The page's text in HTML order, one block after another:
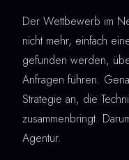
Der Wettbewerb im
nicht mehr, einfach
gefunden werden,
Anfragen führen.
Strategie an, die
zusammenbringt.
Agentur.